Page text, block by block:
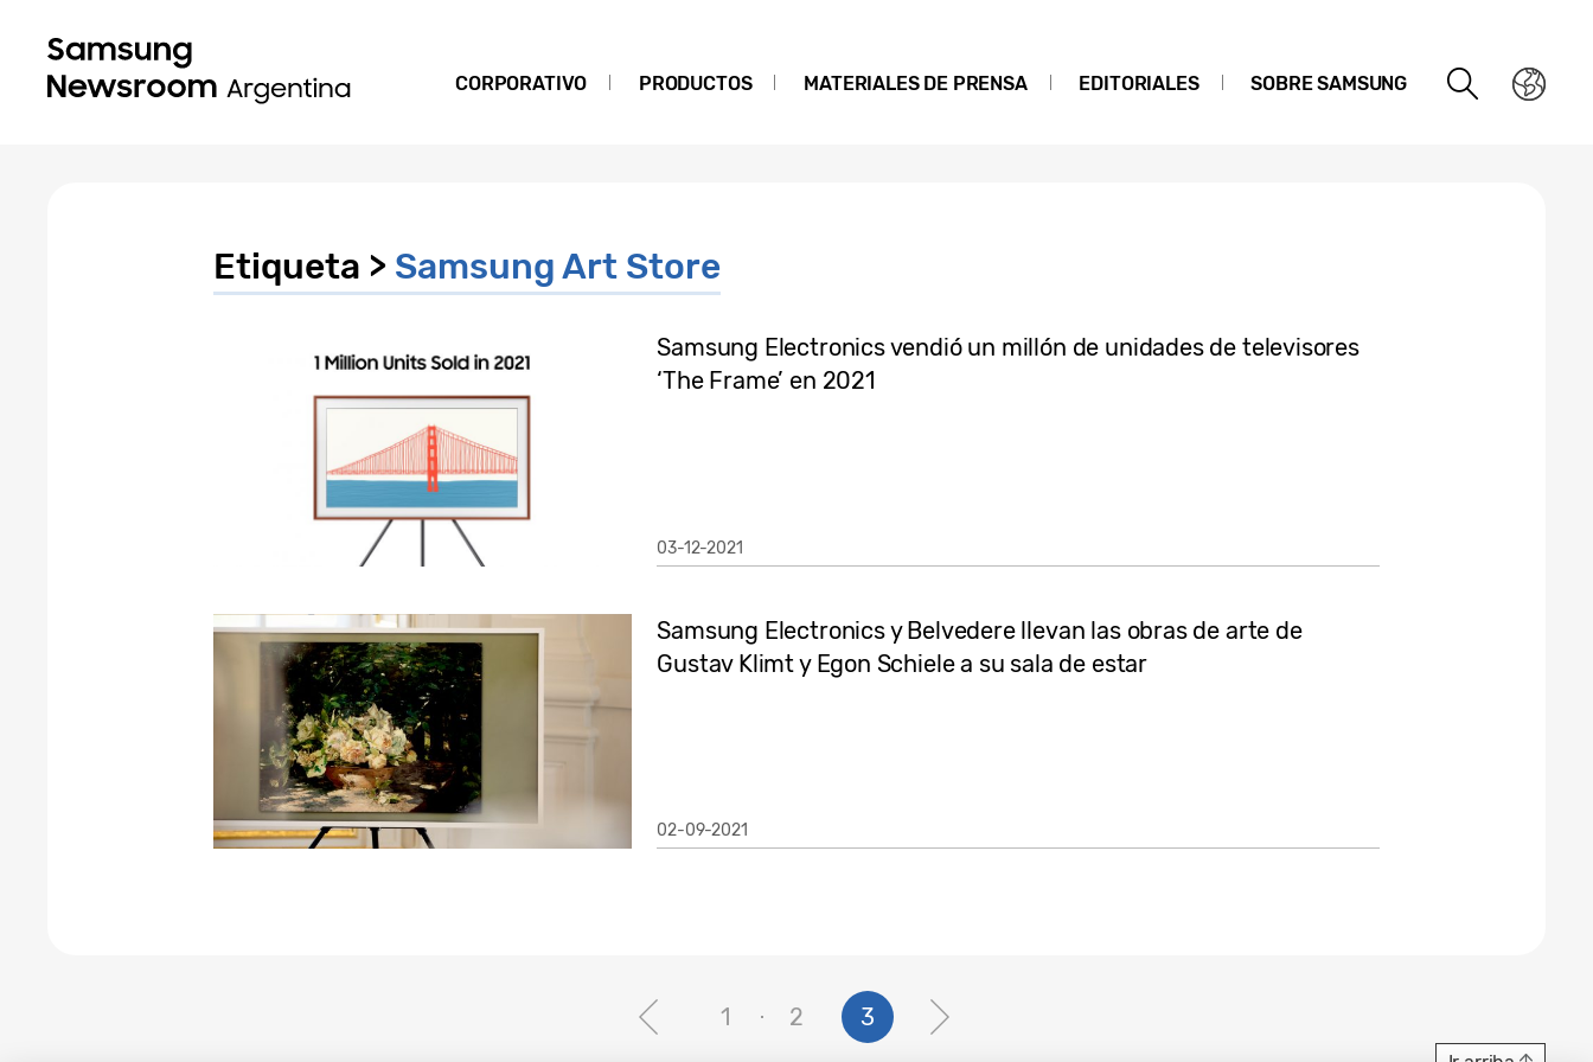
CORPORATIVO PRODUCTOS MATERIALES DE PRENSA EDITORIALES SOBRE SAMSUNG
Etiqueta > Samsung Art Store
Samsung Electronics vendió un millón de unidades de televisores
‘The Frame’ en 2021
03-12-2021
Samsung Electronics y Belvedere llevan las obras de arte de
Gustav Klimt y Egon Schiele a su sala de estar
02-09-2021
1 2 3